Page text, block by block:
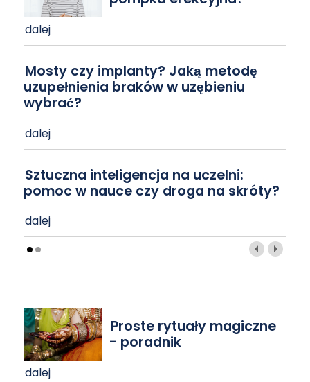
dalej
Mosty czy implanty? Jaką metodę
uzupełnienia braków w uzębieniu
wybrać?
dalej
Sztuczna inteligencja na uczelni:
pomoc w nauce czy droga na skróty?
dalej
Proste rytuały magiczne
- poradnik
dalej